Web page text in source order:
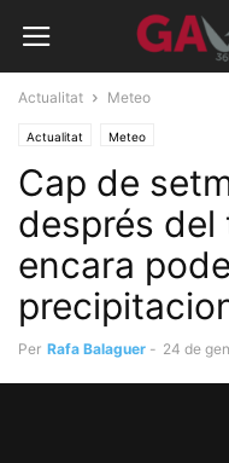
Actualitat Meteo
Actualitat Meteo
Cap de
després del
encara
Per Rafa Balaguer - 24 de